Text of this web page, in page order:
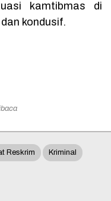
kamtibmas di
kondusif.
Reskrim Kriminal